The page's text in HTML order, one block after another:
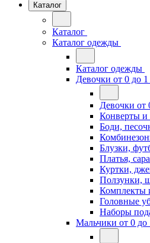
Каталог
Каталог
Каталог одежды
Каталог одежды
Девочки от 0 до 1
Девочки от
Конверты и
Боди,
Блузки,
Платья,
Куртки,
Ползунки,
Комплекты
Головные
Наборы
Мальчики от 0 до